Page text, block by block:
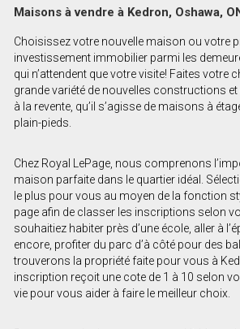
Maisons à vendre à Kedron, Oshawa,
Choisissez votre nouvelle maison ou votre
investissement immobilier parmi les
qui n’attendent que votre visite! Faites votre
grande variété de nouvelles constructions
à la revente, qu’il s’agisse de maisons à
plain-pieds.
Chez Royal LePage, nous comprenons
maison parfaite dans le quartier idéal.
le plus pour vous au moyen de la fonction
page afin de classer les inscriptions selon
souhaitiez habiter près d’une école, aller à
encore, profiter du parc d’à côté pour des
trouverons la propriété faite pour vous à
inscription reçoit une cote de 1 à 10 selon
vie pour vous aider à faire le meilleur choix.